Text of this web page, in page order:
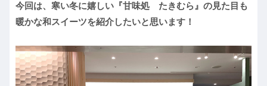
今回は、寒い冬に嬉しい『甘味処 たきむら』の見た目も
暖かな和スイーツを紹介したいと思います！